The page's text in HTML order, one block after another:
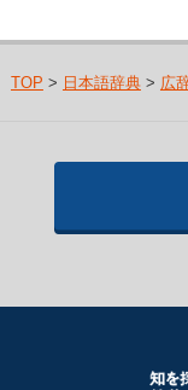
TOP > 日本語辞典> 広